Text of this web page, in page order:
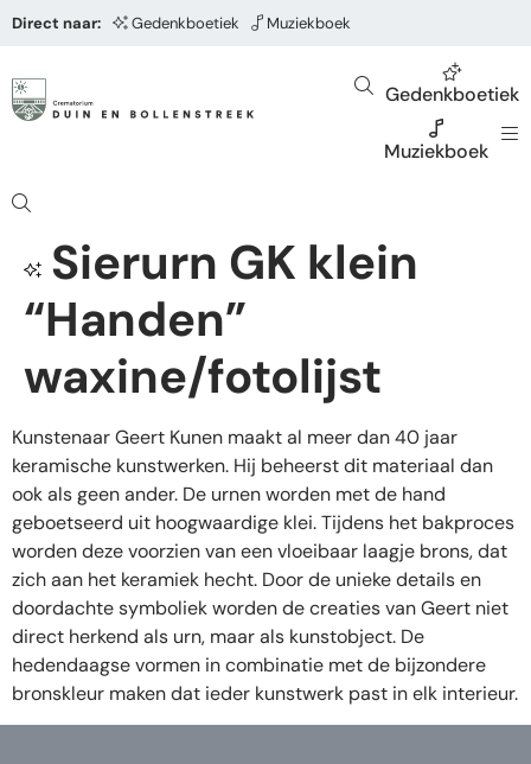
Direct naar: Gedenkboetiek Muziekboek
Gedenkboetiek
Muziekboek
Sierurn GK klein
“Handen”
waxine/fotolijst
Kunstenaar Geert Kunen maakt al meer dan 40 jaar
keramische kunstwerken. Hij beheerst dit materiaal dan
ook als geen ander. De urnen worden met de hand
geboetseerd uit hoogwaardige klei. Tijdens het bakproces
worden deze voorzien van een vloeibaar laagje brons, dat
zich aan het keramiek hecht. Door de unieke details en
doordachte symboliek worden de creaties van Geert niet
direct herkend als urn, maar als kunstobject. De
hedendaagse vormen in combinatie met de bijzondere
bronskleur maken dat ieder kunstwerk past in elk interieur.